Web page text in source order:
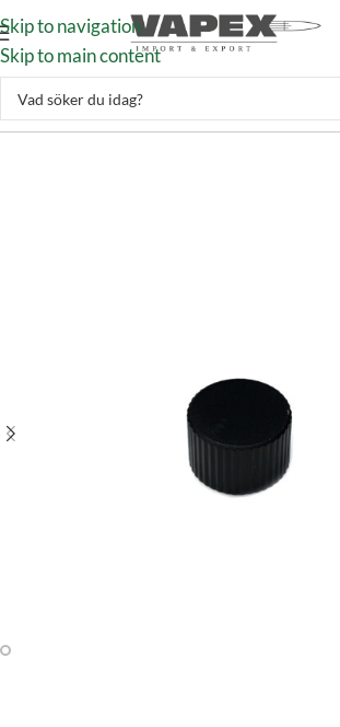
Skip to navigation
Skip to main content
Jakt & Fiske–Optik–Reservdelar–Bushnell